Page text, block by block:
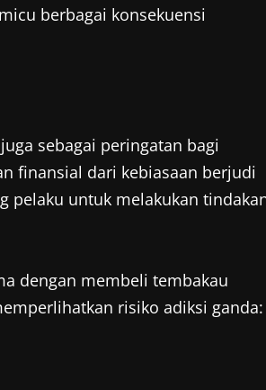
berbagai konsekuensi
sebagai peringatan bagi
finansial dari kebiasaan berjudi
pelaku untuk melakukan
dengan membeli tembakau
risiko adiksi ganda: